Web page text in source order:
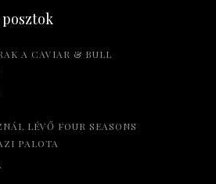
A CAVIAR & BULL
LÉVŐ FOUR SEASONS
PALOTA